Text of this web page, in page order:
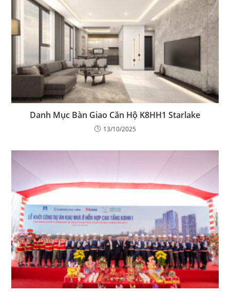
Danh Mục Bàn Giao Căn Hộ K8HH1 Starlake
13/10/2025